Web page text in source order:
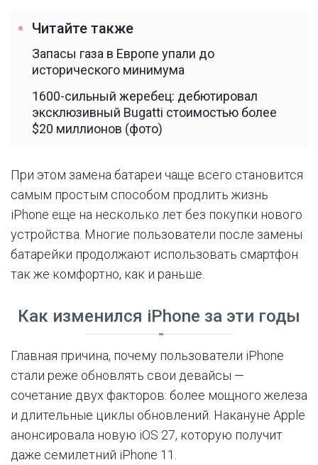
Читайте также
Запасы газа в Европе упали до
исторического минимума
1600-сильный жеребец: дебютировал
эксклюзивный Bugatti стоимостью более
$20 миллионов (фото)
При этом замена батареи чаще всего становится
самым простым способом продлить жизнь
iPhone еще на несколько лет без покупки нового
устройства. Многие пользователи после замены
батарейки продолжают использовать смартфон
так же комфортно, как и раньше.
Как изменился iPhone за эти годы
Главная причина, почему пользователи iPhone
стали реже обновлять свои девайсы —
сочетание двух факторов: более мощного железа
и длительные циклы обновлений. Накануне Apple
анонсировала новую iOS 27, которую получит
даже семилетний iPhone 11.